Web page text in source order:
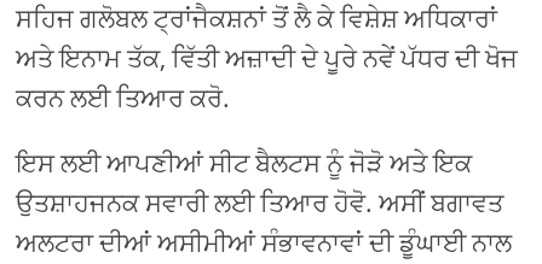
ਸਹਿਜ ਗਲੋਬਲ ਟ੍ਰਾਂਜੈਕਸ਼ਨਾਂ ਤੋਂ ਲੈ ਕੇ ਵਿਸ਼ੇਸ਼ ਅਧਿਕਾਰਾਂ
ਅਤੇ ਇਨਾਮ ਤੱਕ, ਵਿੱਤੀ ਅਜ਼ਾਦੀ ਦੇ ਪੂਰੇ ਨਵੇਂ ਪੱਧਰ ਦੀ ਖੋਜ
ਕਰਨ ਲਈ ਤਿਆਰ ਕਰੋ.
ਇਸ ਲਈ ਆਪਣੀਆਂ ਸੀਟ ਬੈਲਟਸ ਨੂੰ ਜੋੜੋ ਅਤੇ ਇਕ
ਉਤਸ਼ਾਹਜਨਕ ਸਵਾਰੀ ਲਈ ਤਿਆਰ ਹੋਵੋ. ਅਸੀਂ ਬਗਾਵਤ
ਅਲਟਰਾ ਦੀਆਂ ਅਸੀਮੀਆਂ ਸੰਭਾਵਨਾਵਾਂ ਦੀ ਡੂੰਘਾਈ ਨਾਲ